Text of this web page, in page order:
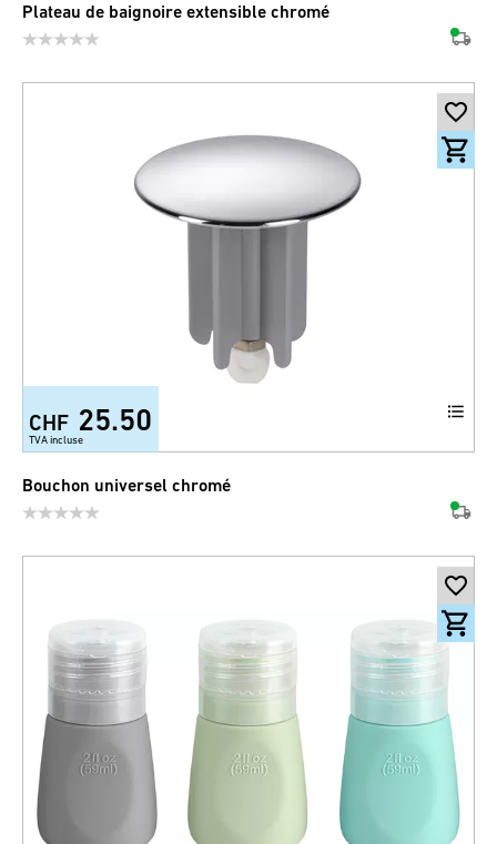
Plateau de baignoire extensible chromé
CHF 25.50
TVA incluse
Bouchon universel chromé